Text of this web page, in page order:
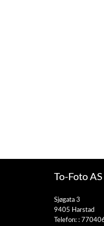
To-Foto AS
Sjøgata 3
9405 Harstad
Telefon: :